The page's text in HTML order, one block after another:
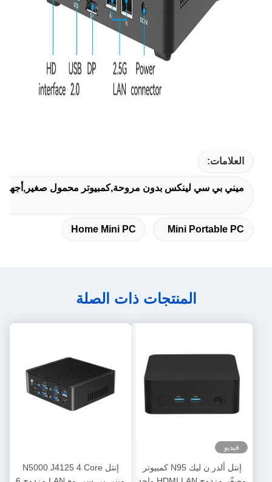
العلامات:
ميني بي سي لينكس بدون مروحة,كمبيوتر محمول صغير,أجهزة
Mini Portable PC
Home Mini PC
المنتجات ذات الصلة
فيديو
إنتل ألدر ن ليك N95 كمبيوتر
إنتل N5000 J4125 4 Core